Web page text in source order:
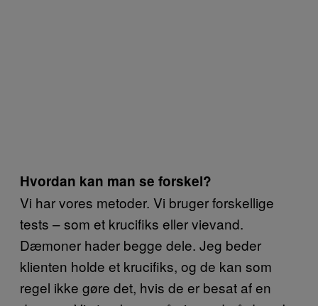
Hvordan kan man se forskel?
Vi har vores metoder. Vi bruger forskellige
tests – som et krucifiks eller vievand.
Dæmoner hader begge dele. Jeg beder
klienten holde et krucifiks, og de kan som
regel ikke gøre det, hvis de er besat af en